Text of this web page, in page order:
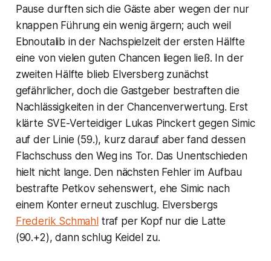
Pause durften sich die Gäste aber wegen der nur
knappen Führung ein wenig ärgern; auch weil
Ebnoutalib in der Nachspielzeit der ersten Hälfte
eine von vielen guten Chancen liegen ließ. In der
zweiten Hälfte blieb Elversberg zunächst
gefährlicher, doch die Gastgeber bestraften die
Nachlässigkeiten in der Chancenverwertung. Erst
klärte SVE-Verteidiger Lukas Pinckert gegen Simic
auf der Linie (59.), kurz darauf aber fand dessen
Flachschuss den Weg ins Tor. Das Unentschieden
hielt nicht lange. Den nächsten Fehler im Aufbau
bestrafte Petkov sehenswert, ehe Simic nach
einem Konter erneut zuschlug. Elversbergs
Frederik Schmahl traf per Kopf nur die Latte
(90.+2), dann schlug Keidel zu.